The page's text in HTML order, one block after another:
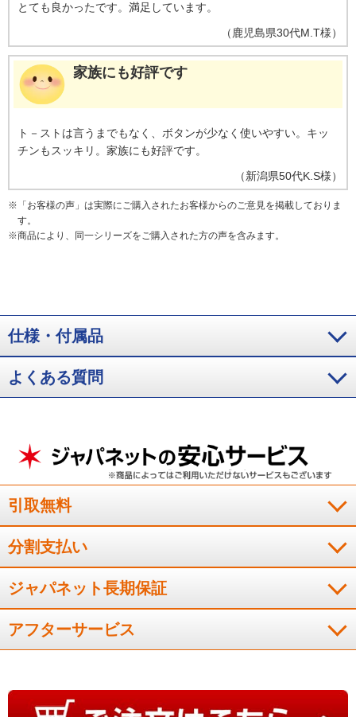
とても良かったです。満足しています。
（鹿児島県30代M.T様）
家族にも好評です
ト－ストは言うまでもなく、ボタンが少なく使いやすい。キッ
チンもスッキリ。家族にも好評です。
（新潟県50代K.S様）
※ 「お客様の声」は実際にご購入されたお客様からのご意見を掲載しておりま
す。
※商品により、同一シリーズをご購入された方の声を含みます。
仕様・付属品
よくある質問
引取無料
分割支払い
ジャパネット長期保証
アフターサービス